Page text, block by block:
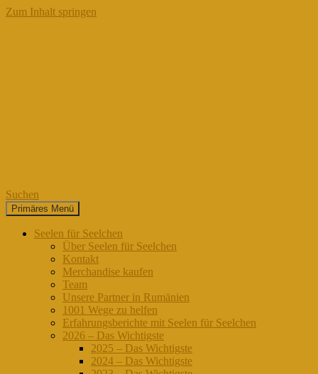
Zum Inhalt springen
Seelen für Seelchen
Suchen
Primäres Menü
Seelen für Seelchen
Über Seelen für Seelchen
Kontakt
Merchandise kaufen
Team
Unsere Partner in Rumänien
1001 Wege zu helfen
Erfahrungsberichte mit Seelen für Seelchen
2026 – Das Wichtigste
2025 – Das Wichtigste
2024 – Das Wichtigste